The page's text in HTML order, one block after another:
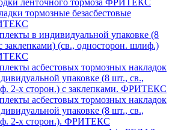
тормозные безасбестовые
в индивидуальной упаковке (8
заклепками) (св., односторон. шлиф.)
асбестовых тормозных накладок
упаковке (8 шт., св.,
2-х сторон.) c заклепками. ФРИТЕКС
асбестовых тормозных накладок
упаковке (8 шт., св.,
2-х сторон.). ФРИТЕКС